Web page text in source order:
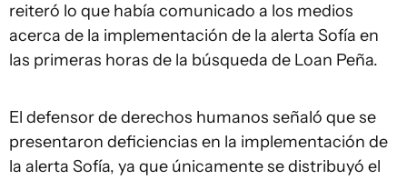
reiteró lo que había comunicado a los medios
acerca de la implementación de la alerta Sofía en
las primeras horas de la búsqueda de Loan Peña.
El defensor de derechos humanos señaló que se
presentaron deficiencias en la implementación de
la alerta Sofía, ya que únicamente se distribuyó el